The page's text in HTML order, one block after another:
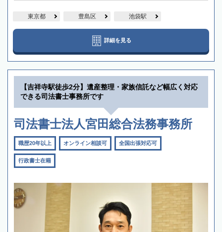
東京都 豊島区 池袋駅
詳細を見る
【吉祥寺駅徒歩2分】遺産整理・家族信託など幅広く対応
できる司法書士事務所です
司法書士法人宮田総合法務事務所
職歴20年以上 オンライン相談可 全国出張対応可
行政書士在籍